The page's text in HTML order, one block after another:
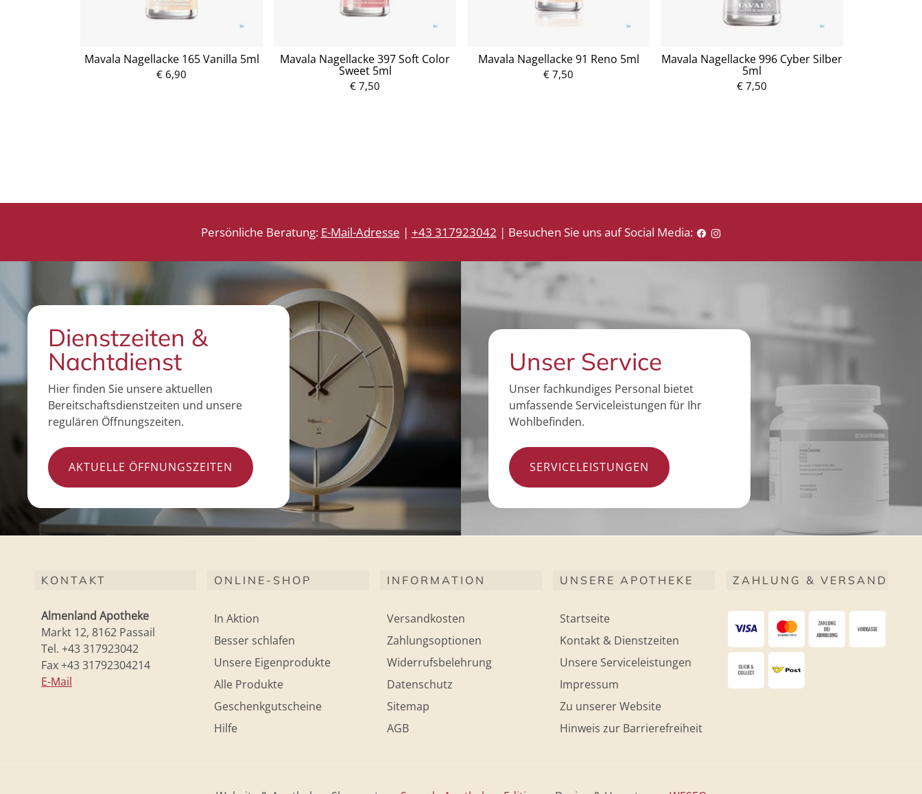
Mavala Nagellacke 165 Vanilla 5ml
€ 6,90
Mavala Nagellacke 397 Soft Color
Sweet 5ml
€ 7,50
Mavala Nagellacke 91 Reno 5ml
€ 7,50
Mavala Nagellacke 996 Cyber Silber
5ml
€ 7,50
P
P
Persönliche Beratung: E-Mail-Adresse | +43 317923042 | Besuchen Sie uns auf Social Media:
Dienstzeiten &
Nachtdienst
Hier finden Sie unsere aktuellen
Bereitschaftsdienstzeiten und unsere
regulären Öffnungszeiten.
AKTUELLE ÖFFNUNGSZEITEN
Unser Service
Unser fachkundiges Personal bietet
umfassende Serviceleistungen für Ihr
Wohlbefinden.
SERVICELEISTUNGEN
KONTAKT
Almenland Apotheke
Markt 12, 8162 Passail
Tel. +43 317923042
Fax +43 31792304214
E-Mail
ONLINE-SHOP
In Aktion
Besser schlafen
Unsere Eigenprodukte
Alle Produkte
Geschenkgutscheine
Hilfe
INFORMATION
Versandkosten
Zahlungsoptionen
Widerrufsbelehrung
Datenschutz
Sitemap
AGB
UNSERE APOTHEKE
Startseite
Kontakt & Dienstzeiten
Unsere Serviceleistungen
Impressum
Zu unserer Website
Hinweis zur Barrierefreiheit
ZAHLUNG & VERSAND